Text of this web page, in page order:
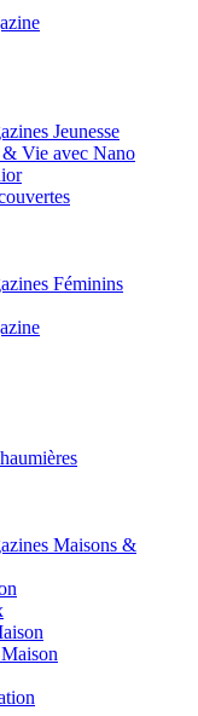
Jeunesse
Vie avec Nano
Féminins
Maisons &